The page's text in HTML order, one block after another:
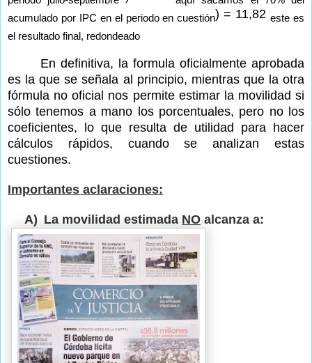
acumulado por IPC en el periodo en cuestión) = 11,82este es
el resultado final, redondeado
En definitiva, la formula oficialmente aprobada
es la que se señala al principio, mientras que la otra
fórmula no oficial nos permite estimar la movilidad si
sólo tenemos a mano los porcentuales, pero no los
coeficientes, lo que resulta de utilidad para hacer
cálculos rápidos, cuando se analizan estas
cuestiones.
Importantes aclaraciones:
A) La movilidad estimada NO alcanza a: